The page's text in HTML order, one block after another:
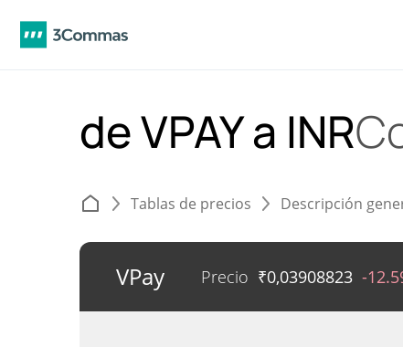
de VPAY a INR
Tablas de precios Descripción
VPay Precio ₹0,03908823 -